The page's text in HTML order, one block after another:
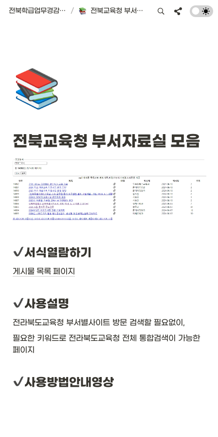
전북학급업무경감 플랫폼 | 서식편의점 / 전북교육청 부서자료실 모음
📚
전북교육청 부서자료실 모음
서식열람하기
게시물 목록 페이지
사용설명
전라북도교육청 부서별사이트 방문 검색할 필요없이,
필요한 키워드로 전라북도교육청 전체 통합검색이 가능한
페이지
사용방법안내영상